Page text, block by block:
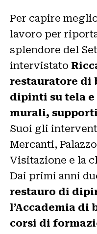
Per capire
lavoro per
splendore del
intervistato
restauratore di
dipinti su tela
murali,
Suoi gli
Mercanti,
Visitazione e la
Dai primi anni
restauro di
l’Accademia di
corsi di